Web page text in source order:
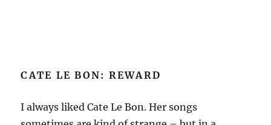
CATE LE BON: REWARD
I always liked Cate Le Bon. Her songs